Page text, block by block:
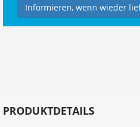
Informieren, wenn wieder
PRODUKTDETAILS